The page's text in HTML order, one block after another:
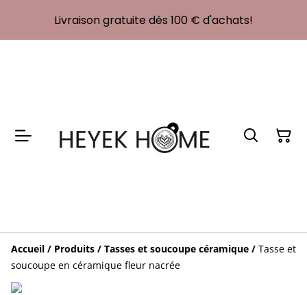
Livraison gratuite dès 100 € d'achats!
Accueil / Produits / Tasses et soucoupe céramique / Tasse et
soucoupe en céramique fleur nacrée